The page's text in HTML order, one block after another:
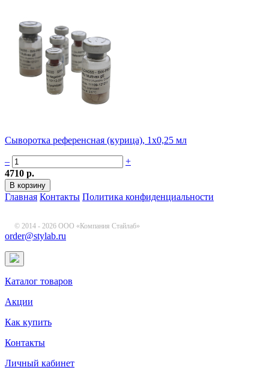
Сыворотка референсная (курица), 1х0,25 мл
–
+
4710 р.
Главная Контакты Политика конфиденциальности
© 2014 - 2026 ООО «Компания Стайлаб»
order@stylab.ru
Каталог товаров
Акции
Как купить
Контакты
Личный кабинет